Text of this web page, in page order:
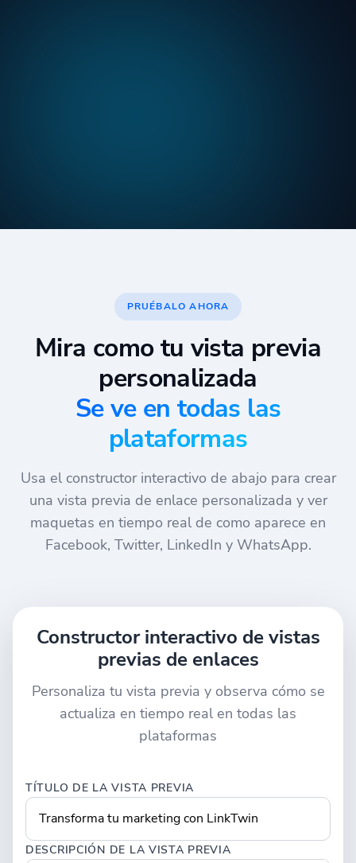
PRUÉBALO AHORA
Mira como tu vista previa
personalizada
Se ve en todas las
plataformas
Usa el constructor interactivo de abajo para crear
una vista previa de enlace personalizada y ver
maquetas en tiempo real de como aparece en
Facebook, Twitter, LinkedIn y WhatsApp.
Constructor interactivo de vistas
previas de enlaces
Personaliza tu vista previa y observa cómo se
actualiza en tiempo real en todas las
plataformas
TÍTULO DE LA VISTA PREVIA
DESCRIPCIÓN DE LA VISTA PREVIA